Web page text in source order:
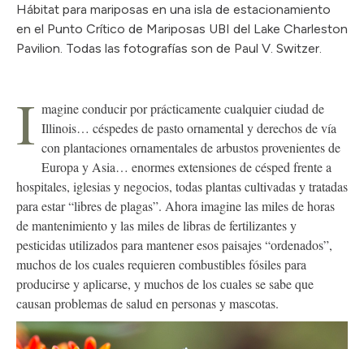
Hábitat para mariposas en una isla de estacionamiento
en el Punto Crítico de Mariposas UBI del Lake Charleston
Pavilion. Todas las fotografías son de Paul V. Switzer.
I magine conducir por prácticamente cualquier ciudad de
Illinois… céspedes de pasto ornamental y derechos de vía
con plantaciones ornamentales de arbustos provenientes de
Europa y Asia… enormes extensiones de césped frente a
hospitales, iglesias y negocios, todas plantas cultivadas y tratadas
para estar “libres de plagas”. Ahora imagine las miles de horas
de mantenimiento y las miles de libras de fertilizantes y
pesticidas utilizados para mantener esos paisajes “ordenados”,
muchos de los cuales requieren combustibles fósiles para
producirse y aplicarse, y muchos de los cuales se sabe que
causan problemas de salud en personas y mascotas.